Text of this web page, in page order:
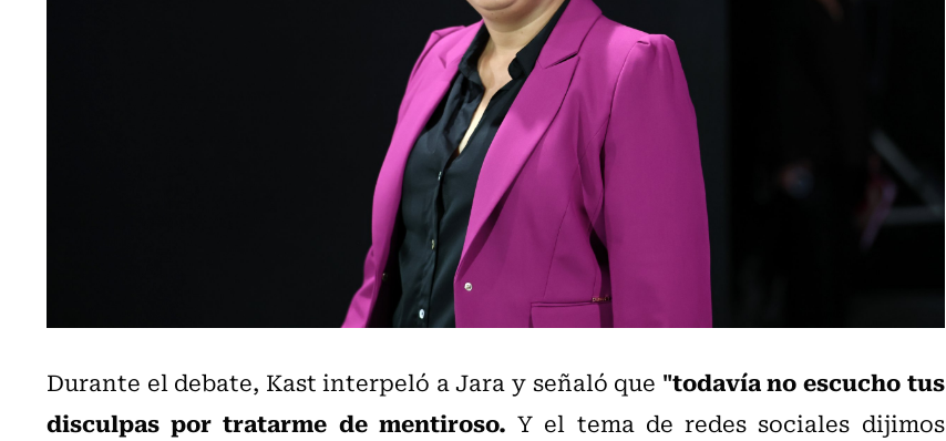
Durante el debate, Kast interpeló a Jara y señaló que "todavía no escucho tus
disculpas por tratarme de mentiroso. Y el tema de redes sociales dijimos